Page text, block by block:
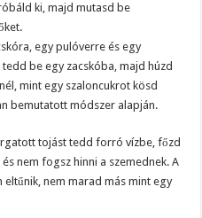
ki, majd mutasd be
egy pulóverre és egy
be egy zacskóba, majd húzd
mint egy szaloncukrot kösd
bemutatott módszer alapján.
tojást tedd forró vízbe, főzd
nem fogsz hinni a szemednek. A
nem marad más mint egy